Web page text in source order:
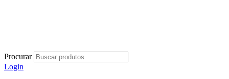
Procurar
Login